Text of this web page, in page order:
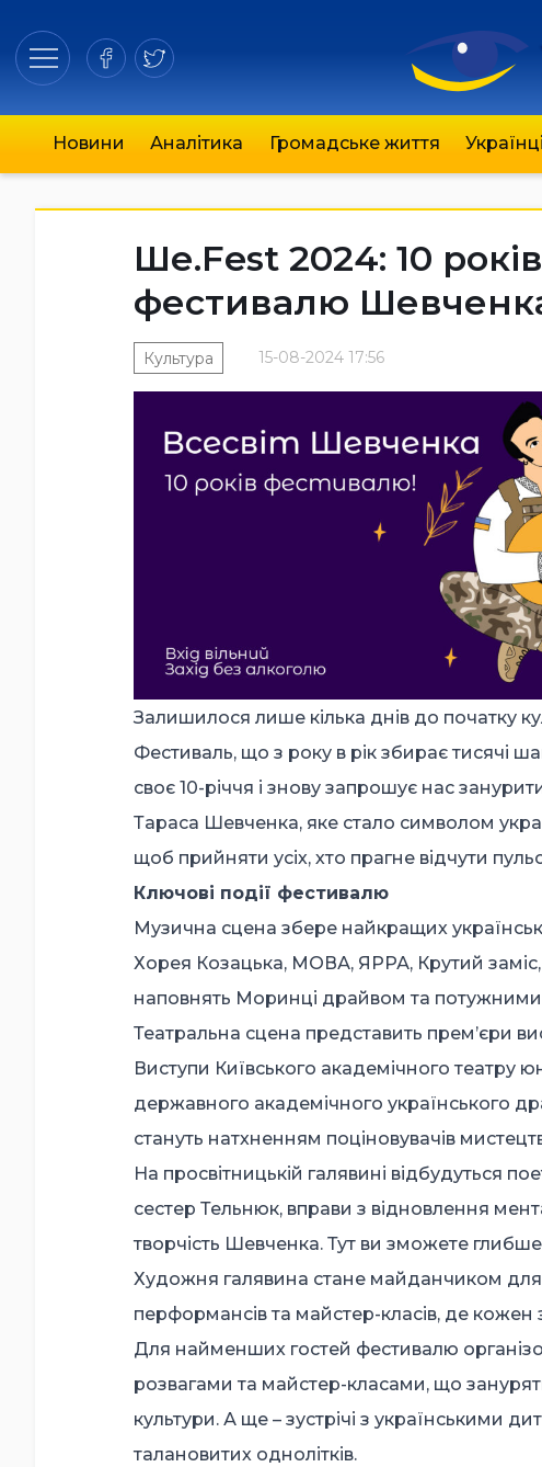
Новини Аналітика Громадське життя Українці
Ше.Fest 2024: 10
фестивалю
15-08-2024 17:56
Культура
Залишилося лише кілька днів до початку
Фестиваль, що з року в рік збирає тисячі
своє 10-річчя і знову запрошує нас
Тараса Шевченка, яке стало символом
щоб прийняти усіх, хто прагне відчути
Ключові події фестивалю
Музична сцена збере найкращих
Хорея Козацька, МОВА, ЯРРА, Крутий заміс,
наповнять Моринці драйвом та
Театральна сцена представить прем’єри
Виступи Київського академічного театру
державного академічного українського
стануть натхненням поціновувачів
На просвітницькій галявині відбудуться
сестер Тельнюк, вправи з відновлення
творчість Шевченка. Тут ви зможете
Художня галявина стане майданчиком для
перформансів та майстер-класів, де
Для найменших гостей фестивалю
розвагами та майстер-класами, що занурять
культури. А ще – зустрічі з українськими
талановитих однолітків.